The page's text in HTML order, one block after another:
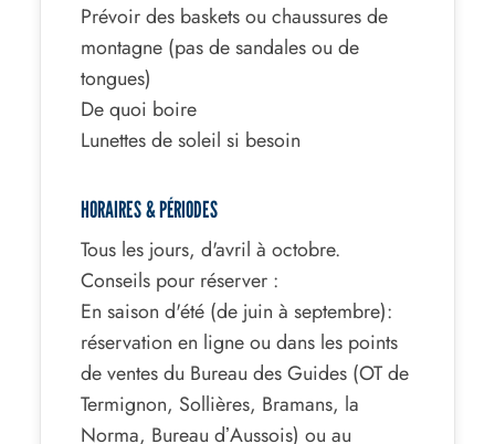
Prévoir des baskets ou chaussures de
montagne (pas de sandales ou de
tongues)
De quoi boire
Lunettes de soleil si besoin
HORAIRES & PÉRIODES
Tous les jours, d'avril à octobre.
Conseils pour réserver :
En saison d'été (de juin à septembre):
réservation en ligne ou dans les points
de ventes du Bureau des Guides (OT de
Termignon, Sollières, Bramans, la
Norma, Bureau dʼAussois) ou au